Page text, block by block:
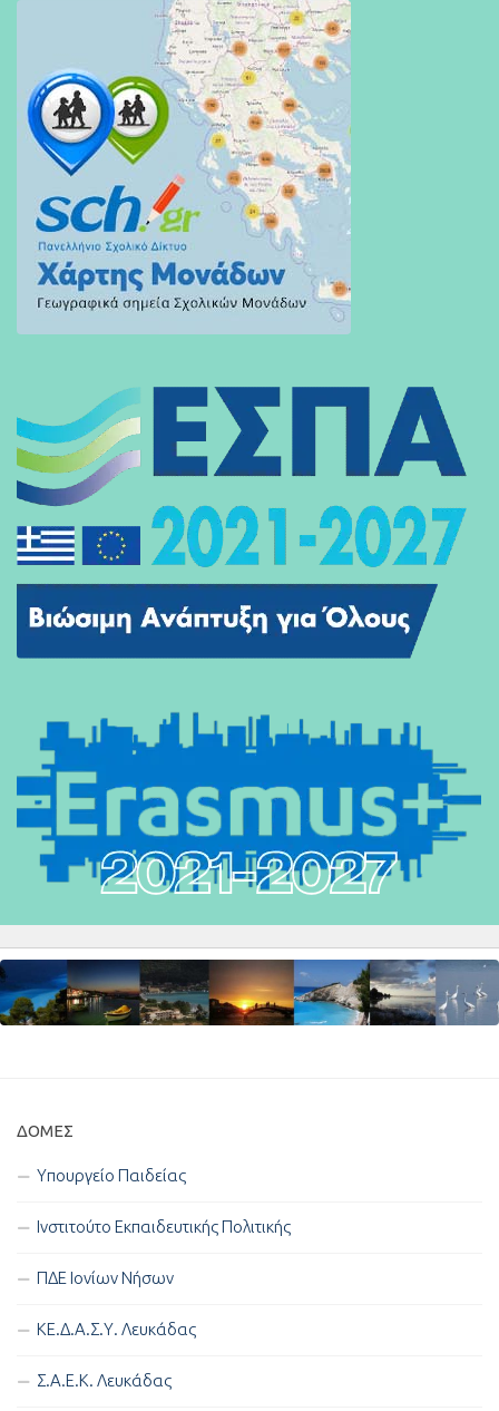
ΔΟΜΈΣ
Υπουργείο Παιδείας
Ινστιτούτο Εκπαιδευτικής Πολιτικής
ΠΔΕ Ιονίων Νήσων
ΚΕ.Δ.Α.Σ.Υ. Λευκάδας
Σ.Α.Ε.Κ. Λευκάδας